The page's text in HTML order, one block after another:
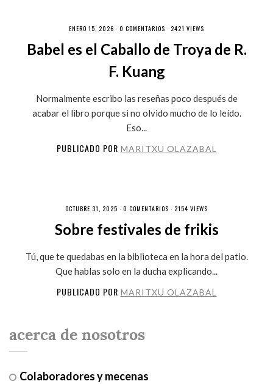
ENERO 15, 2026 · 0 COMENTARIOS · 2421 VIEWS
Babel es el Caballo de Troya de R.
F. Kuang
Normalmente escribo las reseñas poco después de
acabar el libro porque si no olvido mucho de lo leído.
Eso...
PUBLICADO POR MARITXU OLAZABAL
OCTUBRE 31, 2025 · 0 COMENTARIOS · 2154 VIEWS
Sobre festivales de frikis
Tú, que te quedabas en la biblioteca en la hora del patio.
Que hablas solo en la ducha explicando...
PUBLICADO POR MARITXU OLAZABAL
acerca de nosotros
Colaboradores y mecenas